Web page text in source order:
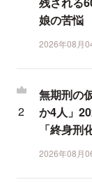
娘の苦悩
2026年08月
無期刑の
か4人」
「終身刑
2026年08月